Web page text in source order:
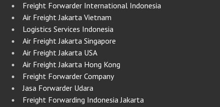
Freight Forwarder International Indonesia
Air Freight Jakarta Vietnam
Logistics Services Indonesia
Air Freight Jakarta Singapore
Air Freight Jakarta USA
Air Freight Jakarta Hong Kong
Freight Forwarder Company
Jasa Forwarder Udara
Freight Forwarding Indonesia Jakarta